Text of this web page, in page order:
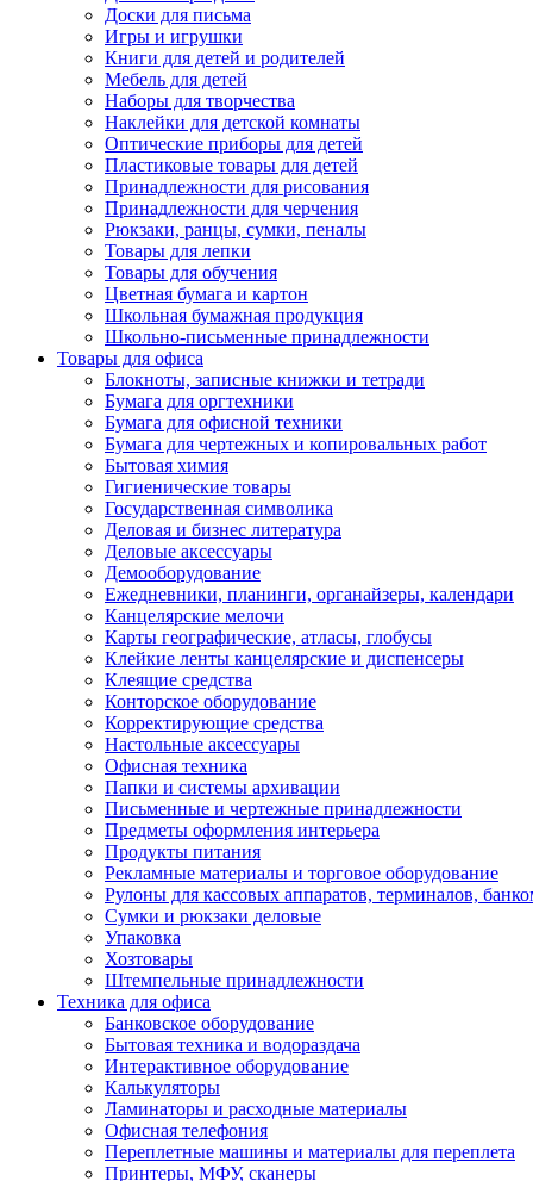
Доски для письма
Игры и игрушки
Книги для детей и родителей
Мебель для детей
Наборы для творчества
Наклейки для детской комнаты
Оптические приборы для детей
Пластиковые товары для детей
Принадлежности для рисования
Принадлежности для черчения
Рюкзаки, ранцы, сумки, пеналы
Товары для лепки
Товары для обучения
Цветная бумага и картон
Школьная бумажная продукция
Школьно-письменные принадлежности
Товары для офиса
Блокноты, записные книжки и тетради
Бумага для оргтехники
Бумага для офисной техники
Бумага для чертежных и копировальных работ
Бытовая химия
Гигиенические товары
Государственная символика
Деловая и бизнес литература
Деловые аксессуары
Демооборудование
Ежедневники, планинги, органайзеры, календари
Канцелярские мелочи
Карты географические, атласы, глобусы
Клейкие ленты канцелярские и диспенсеры
Клеящие средства
Конторское оборудование
Корректирующие средства
Настольные аксессуары
Офисная техника
Папки и системы архивации
Письменные и чертежные принадлежности
Предметы оформления интерьера
Продукты питания
Рекламные материалы и торговое оборудование
Рулоны для кассовых аппаратов, терминалов,
Сумки и рюкзаки деловые
Упаковка
Хозтовары
Штемпельные принадлежности
Техника для офиса
Банковское оборудование
Бытовая техника и водораздача
Интерактивное оборудование
Калькуляторы
Ламинаторы и расходные материалы
Офисная телефония
Переплетные машины и материалы для переплета
Принтеры, МФУ, сканеры